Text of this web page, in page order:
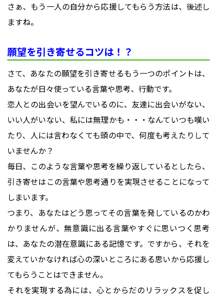
さぁ、もう一人の自分から応援してもらう方法は、後述し
ますね。
願望を引き寄せるコツは！？
さて、あなたの願望を引き寄せるもう一つのポイントは、
あなたが日々使っている言葉や思考、行動です。
恋人との出会いを望んでいるのに、友達に出会いがない、
いい人がいない、私には無理かも・・・なんていつも嘆い
たり、人には言わなくても頭の中で、何度も考えたりして
いませんか？
毎日、このような言葉や思考を繰り返しているとしたら、
引き寄せはこの言葉や思考通りを実現させることになって
しまいます。
つまり、あなたはどう思ってその言葉を発しているのかわ
かりませんが、無意識に出る言葉やすぐに思いつく思考
は、あなたの潜在意識にある記憶です。ですから、それを
変えていかなければ心の深いところにある思いから応援し
てもらうことはできません。
それを実現する為には、心とからだのリラックスを促し